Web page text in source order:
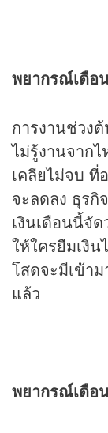
พยากรณ์เดือ
การงานช่วง
ไม่รู้งานจาก
เคลียไม่จบ ที่
จะลดลง ธุรกิ
เงินเดือนนี้จั
ให้ใครยืมเงิ
โสดจะมีเข้า
แล้ว
พยากรณ์เดือ